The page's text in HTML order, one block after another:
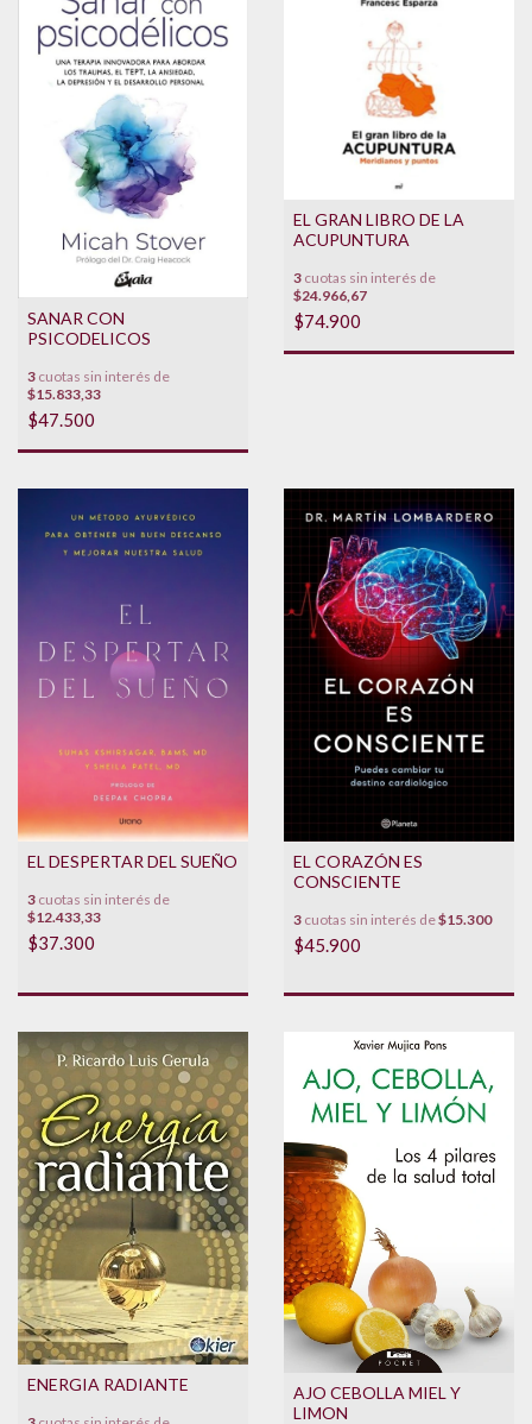
SANAR CON
PSICODELICOS
3 cuotas sin interés de
$15.833,33
$47.500
EL GRAN LIBRO DE LA
ACUPUNTURA
3 cuotas sin interés de
$24.966,67
$74.900
EL DESPERTAR DEL SUEÑO
3 cuotas sin interés de
$12.433,33
$37.300
EL CORAZÓN ES
CONSCIENTE
3 cuotas sin interés de$15.300
$45.900
ENERGIA RADIANTE
AJO CEBOLLA MIEL Y
LIMON